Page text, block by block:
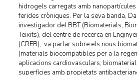
hidrogels carregats amb
ferides cròniques. Per la seva banda,
investigador del BBT (Biomaterials,
Teixits), del centre de recerca en
(CREB), va parlar sobre els nous
(materials biocompatibles per a la
aplicacions cardiovasculars,
superfícies amb propietats